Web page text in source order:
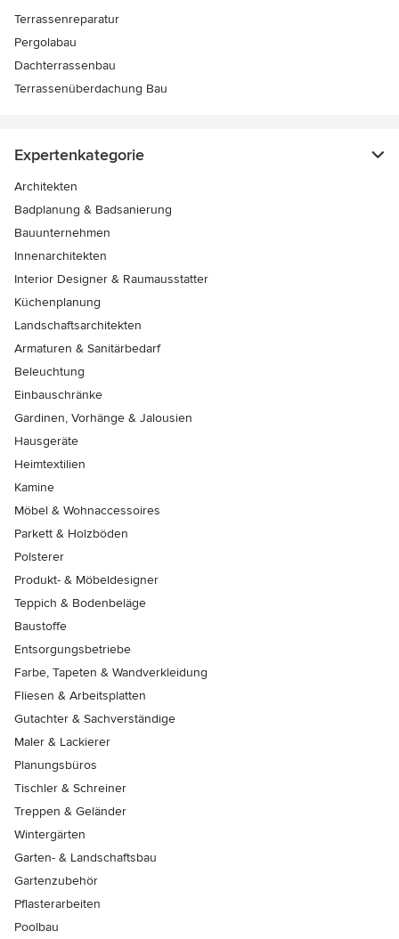
Terrassenreparatur
Pergolabau
Dachterrassenbau
Terrassenüberdachung Bau
Expertenkategorie
Architekten
Badplanung & Badsanierung
Bauunternehmen
Innenarchitekten
Interior Designer & Raumausstatter
Küchenplanung
Landschaftsarchitekten
Armaturen & Sanitärbedarf
Beleuchtung
Einbauschränke
Gardinen, Vorhänge & Jalousien
Hausgeräte
Heimtextilien
Kamine
Möbel & Wohnaccessoires
Parkett & Holzböden
Polsterer
Produkt- & Möbeldesigner
Teppich & Bodenbeläge
Baustoffe
Entsorgungsbetriebe
Farbe, Tapeten & Wandverkleidung
Fliesen & Arbeitsplatten
Gutachter & Sachverständige
Maler & Lackierer
Planungsbüros
Tischler & Schreiner
Treppen & Geländer
Wintergärten
Garten- & Landschaftsbau
Gartenzubehör
Pflasterarbeiten
Poolbau